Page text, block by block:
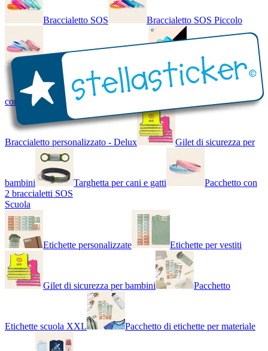
Braccialetto SOS Braccialetto SOS Piccolo
Braccialetto SOS - Bicolore Braccialetto SOS
con Nome - Luminoso
Braccialetto personalizzato - Delux Gilet di sicurezza per
bambini Targhetta per cani e gatti
Pacchetto con
2 braccialetti SOS
Scuola
Etichette personalizzate Etichette per vestiti
Gilet di sicurezza per bambini Pacchetto
Etichette scuola XXL Pacchetto di etichette per materiale